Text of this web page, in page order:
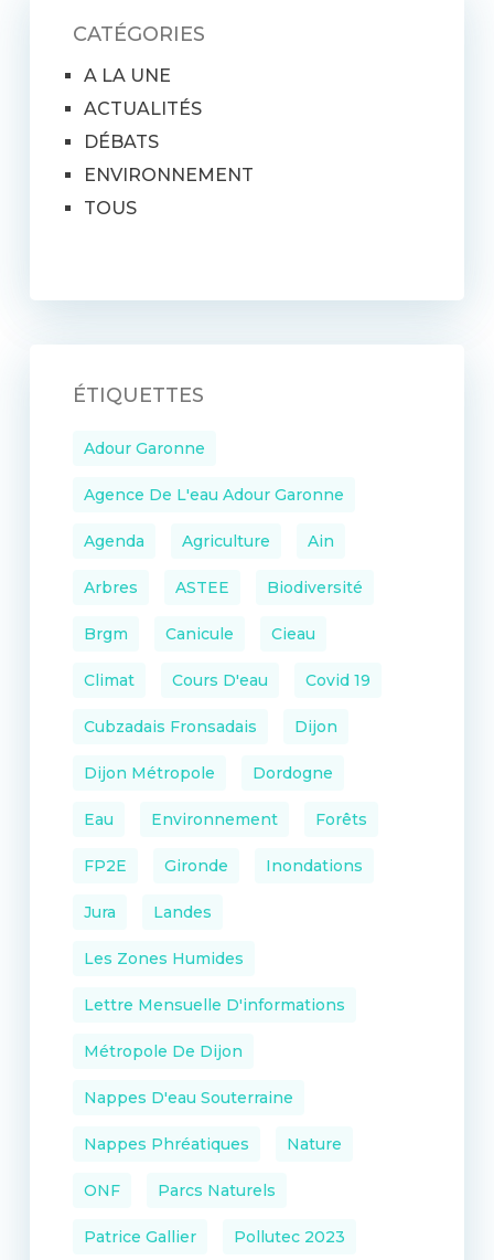
CATÉGORIES
A LA UNE
ACTUALITÉS
DÉBATS
ENVIRONNEMENT
TOUS
ÉTIQUETTES
Adour Garonne
Agence De L'eau Adour Garonne
Agenda Agriculture Ain
Arbres ASTEE Biodiversité
Brgm Canicule Cieau
Climat Cours D'eau Covid 19
Cubzadais Fronsadais Dijon
Dijon Métropole Dordogne
Eau Environnement Forêts
FP2E Gironde Inondations
Jura Landes
Les Zones Humides
Lettre Mensuelle D'informations
Métropole De Dijon
Nappes D'eau Souterraine
Nappes Phréatiques Nature
ONF Parcs Naturels
Patrice Gallier Pollutec 2023